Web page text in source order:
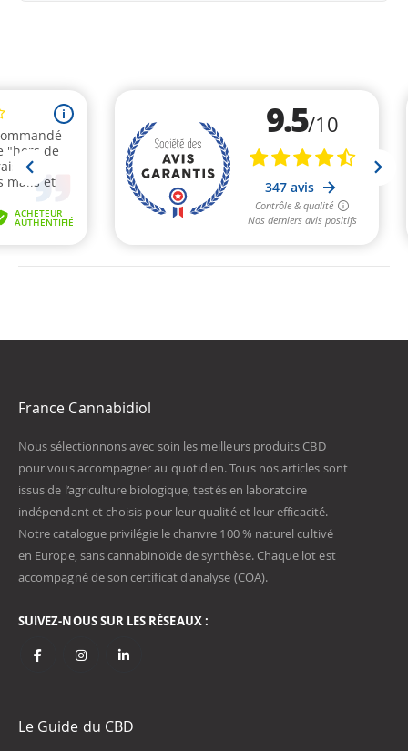
France Cannabidiol
Nous sélectionnons avec soin les meilleurs produits CBD
pour vous accompagner au quotidien. Tous nos articles sont
issus de l’agriculture biologique, testés en laboratoire
indépendant et choisis pour leur qualité et leur efficacité.
Notre catalogue privilégie le chanvre 100 % naturel cultivé
en Europe, sans cannabinoïde de synthèse. Chaque lot est
accompagné de son certificat d'analyse (COA).
SUIVEZ-NOUS SUR LES RÉSEAUX :
Le Guide du CBD